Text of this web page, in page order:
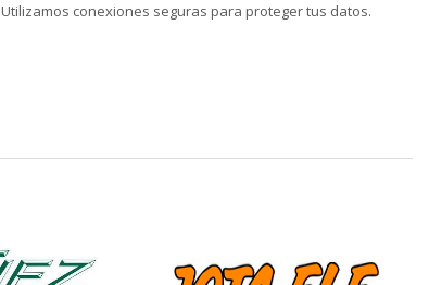
Utilizamos conexiones seguras para proteger tus datos.